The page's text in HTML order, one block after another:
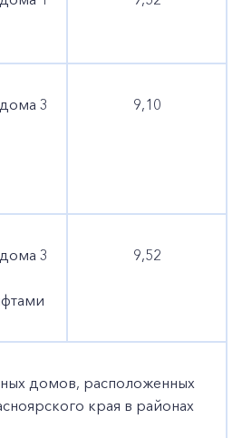
3
9,10
3
9,52
домов, расположенных
края в районах